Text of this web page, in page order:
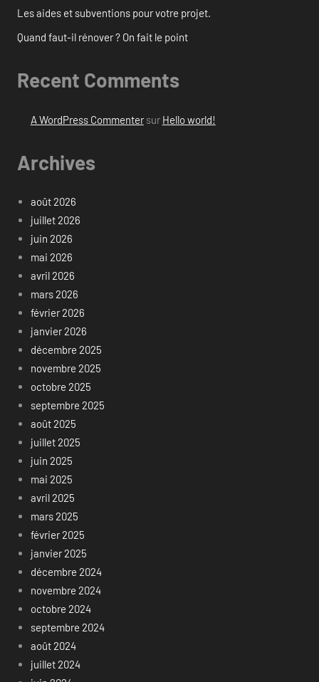
Les aides et subventions pour votre projet.
Quand faut-il rénover ? On fait le point
Recent Comments
A WordPress Commentersur Hello world!
Archives
août 2026
juillet 2026
juin 2026
mai 2026
avril 2026
mars 2026
février 2026
janvier 2026
décembre 2025
novembre 2025
octobre 2025
septembre 2025
août 2025
juillet 2025
juin 2025
mai 2025
avril 2025
mars 2025
février 2025
janvier 2025
décembre 2024
novembre 2024
octobre 2024
septembre 2024
août 2024
juillet 2024